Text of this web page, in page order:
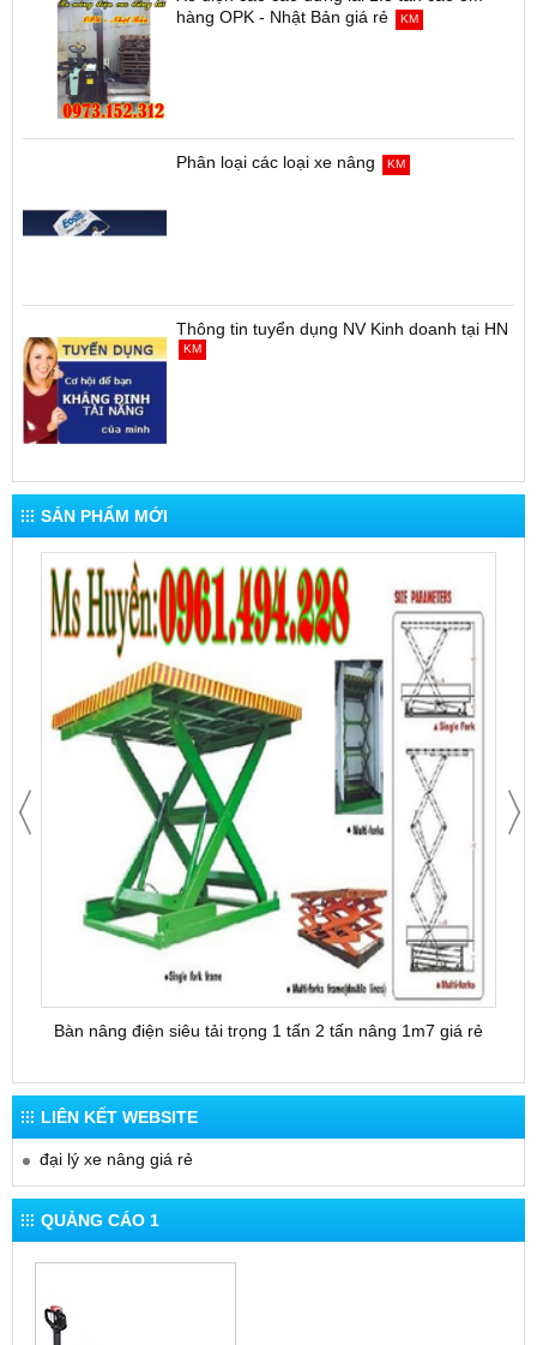
hàng OPK - Nhật Bản giá rẻ
KM
Phân loại các loại xe nâng KM
Thông tin tuyển dụng NV Kinh doanh tại HN
KM
SẢN PHẨM MỚI
Bàn nâng điện siêu tải trọng 1 tấn 2 tấn nâng 1m7 giá rẻ
LIÊN KẾT WEBSITE
đại lý xe nâng giá rẻ
QUẢNG CÁO 1